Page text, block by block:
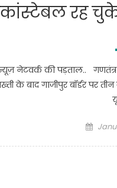
रह
नेटवर्क की पड़ताल.. गणतंत्र
के बाद गाजीपुर बॉर्डर पर